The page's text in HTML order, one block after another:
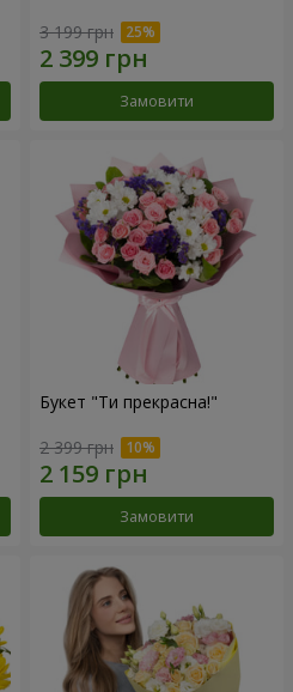
3 199 грн
Замовити
Букет "Ти прекрасна!"
2 399 грн
Замовити